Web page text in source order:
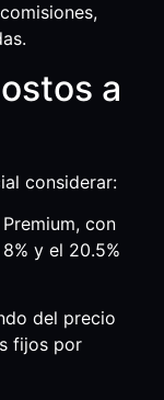
a
considerar:
con
y el 20.5%
del precio
fijos por